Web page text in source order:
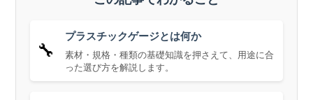
🔧
プラスチックゲージとは何か
素材・規格・種類の基礎知識を押さえて、用途に合
った選び方を解説します。